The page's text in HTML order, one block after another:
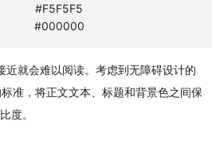
#F5F5F5
#000000
近就会难以阅读。考虑到无障碍设计的
准，将正文文本、标题和背景色之间保
度。